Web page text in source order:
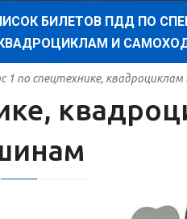
БИЛЕТОВ ПДД ПО
КВАДРОЦИКЛАМ И
по спецтехнике,